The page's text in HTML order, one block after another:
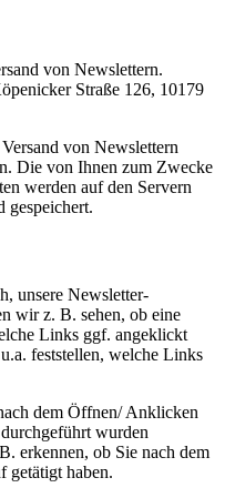
von Newslettern.
Straße 126, 10179
von Newslettern
Die von Ihnen zum Zwecke
werden auf den Servern
gespeichert.
unsere Newsletter-
wir z. B. sehen, ob eine
Links ggf. angeklickt
feststellen, welche Links
dem Öffnen/ Anklicken
wurden
erkennen, ob Sie nach dem
getätigt haben.